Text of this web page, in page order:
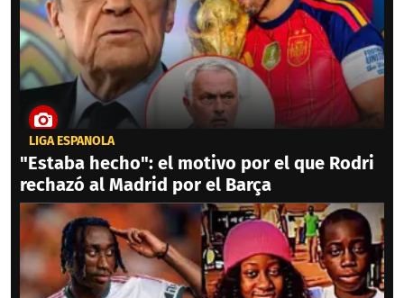
LIGA ESPAÑOLA
"Estaba hecho": el motivo por el que Rodri
rechazó al Madrid por el Barça